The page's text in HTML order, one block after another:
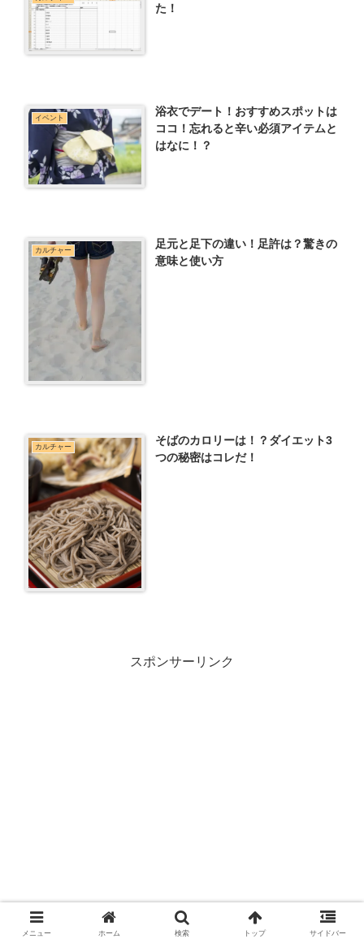
た！
イベント
浴衣でデート！おすすめスポットは
ココ！忘れると辛い必須アイテムと
はなに！？
カルチャー
足元と足下の違い！足許は？驚きの
意味と使い方
カルチャー
そばのカロリーは！？ダイエット3
つの秘密はコレだ！
スポンサーリンク
メニュー ホーム 検索 トップ サイドバー